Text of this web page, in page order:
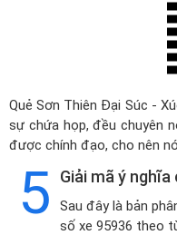
Quẻ Sơn Thiên Đại Súc -
sự chứa họp, đều chuyên
được chính đạo, cho nên
5 Giải mã ý
Sau đây là bản
số xe 95936 theo